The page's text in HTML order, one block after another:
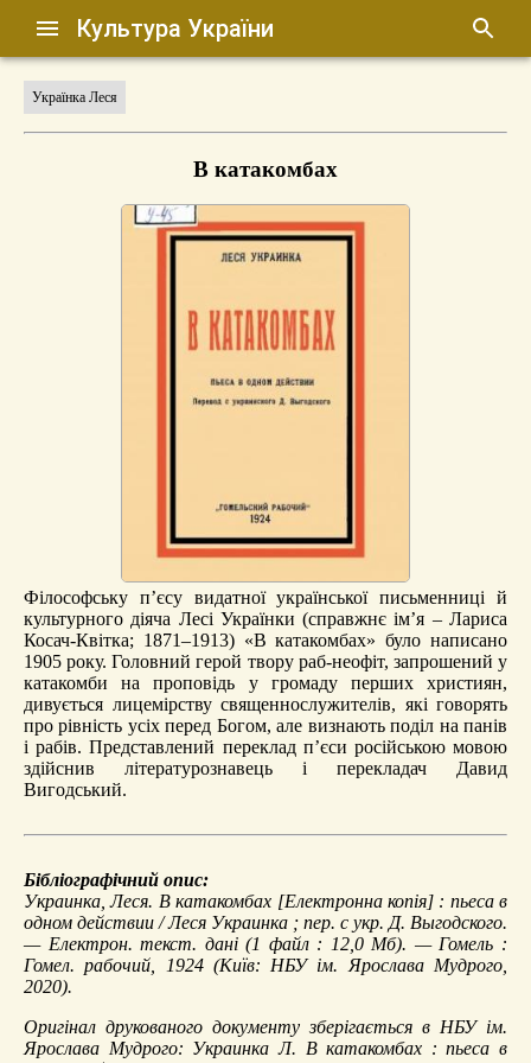
Культура України
Українка Леся
В катакомбах
Філософську п’єсу видатної української письменниці й
культурного діяча Лесі Українки (справжнє ім’я – Лариса
Косач-Квітка; 1871–1913) «В катакомбах» було написано
1905 року. Головний герой твору раб-неофіт, запрошений у
катакомби на проповідь у громаду перших християн,
дивується лицемірству священнослужителів, які говорять
про рівність усіх перед Богом, але визнають поділ на панів
і рабів. Представлений переклад п’єси російською мовою
здійснив літературознавець і перекладач Давид
Вигодський.
Бібліографічний опис:
Украинка, Леся. В катакомбах [Електронна копія] : пьеса в
одном действии / Леся Украинка ; пер. с укр. Д. Выгодского.
— Електрон. текст. дані (1 файл : 12,0 Мб). — Гомель :
Гомел. рабочий, 1924 (Київ: НБУ ім. Ярослава Мудрого,
2020).
Оригінал друкованого документу зберігається в НБУ ім.
Ярослава Мудрого: Украинка Л. В катакомбах : пьеса в